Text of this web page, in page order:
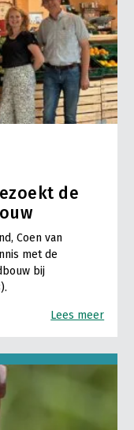
de
Coen van
met de
bij
Lees meer